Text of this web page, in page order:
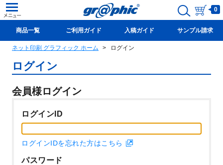
0
商品一覧 ご利用ガイド 入稿ガイド サンプル請求
新規会員登録(無料)
ネット印刷 グラフィック ホーム ログイン
ログイン
会員様ログイン
ログインID
ログインIDを忘れた方はこちら
パスワード